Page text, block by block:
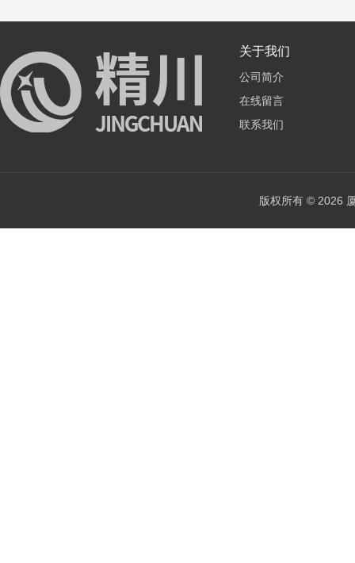
关于我们
公司简介
在线留言
联系我们
版权所有 © 2026